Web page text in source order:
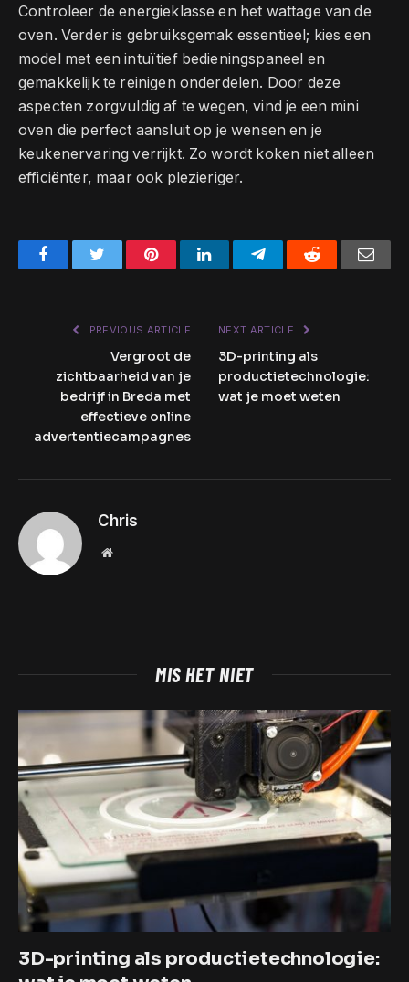
Controleer de energieklasse en het wattage van de
oven. Verder is gebruiksgemak essentieel; kies een
model met een intuïtief bedieningspaneel en
gemakkelijk te reinigen onderdelen. Door deze
aspecten zorgvuldig af te wegen, vind je een mini
oven die perfect aansluit op je wensen en je
keukenervaring verrijkt. Zo wordt koken niet alleen
efficiënter, maar ook plezieriger.
FacebookTwitter PinterestLinkedInTelegramReddit
PREVIOUS ARTICLE
Vergroot de
zichtbaarheid van je
bedrijf in Breda met
effectieve online
advertentiecampagnes
NEXT ARTICLE
3D-printing als
productietechnologie:
wat je moet weten
Chris
Website
MIS HET NIET
3D-printing als productietechnologie: